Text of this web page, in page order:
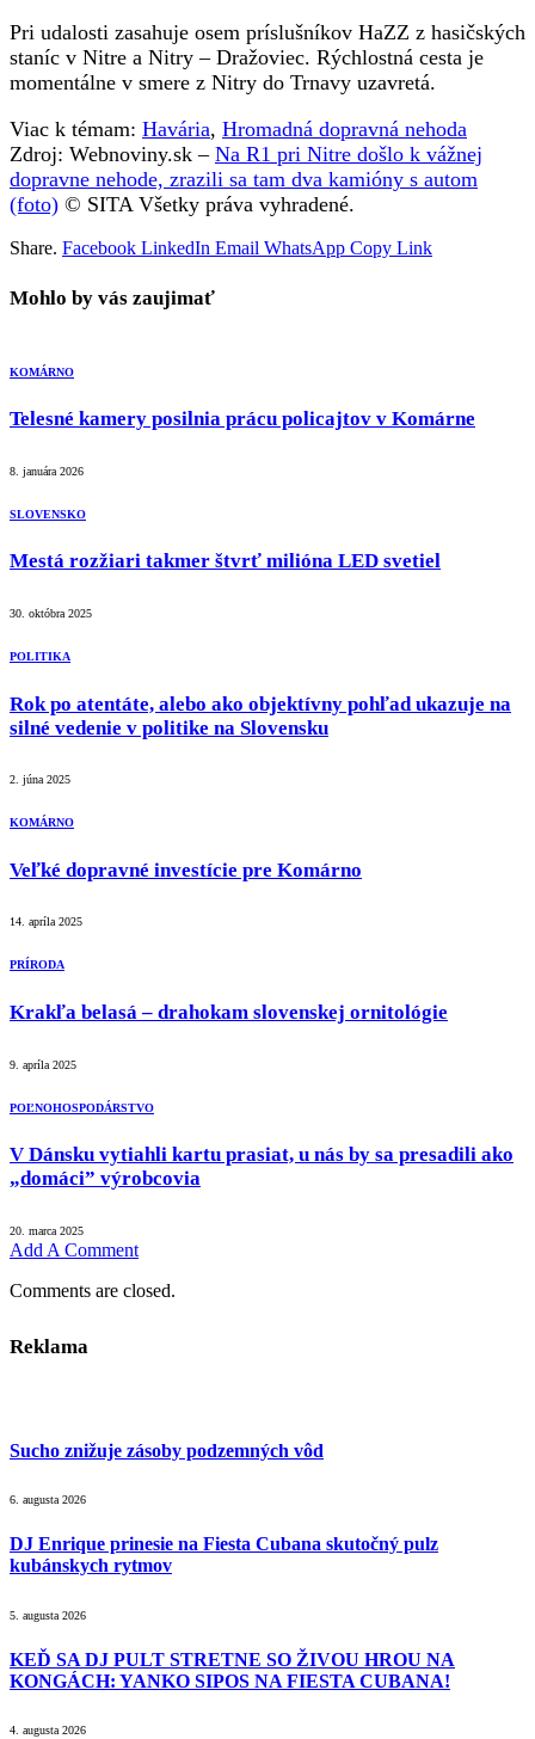
Pri udalosti zasahuje osem príslušníkov HaZZ z hasičských
staníc v Nitre a Nitry – Dražoviec. Rýchlostná cesta je
momentálne v smere z Nitry do Trnavy uzavretá.
Viac k témam: Havária, Hromadná dopravná nehoda
Zdroj: Webnoviny.sk – Na R1 pri Nitre došlo k vážnej
dopravne nehode, zrazili sa tam dva kamióny s autom
(foto) © SITA Všetky práva vyhradené.
Share. Facebook LinkedIn Email WhatsApp Copy Link
Mohlo by vás zaujimať
KOMÁRNO
Telesné kamery posilnia prácu policajtov v Komárne
8. januára 2026
SLOVENSKO
Mestá rozžiari takmer štvrť milióna LED svetiel
30. októbra 2025
POLITIKA
Rok po atentáte, alebo ako objektívny pohľad ukazuje na
silné vedenie v politike na Slovensku
2. júna 2025
KOMÁRNO
Veľké dopravné investície pre Komárno
14. apríla 2025
PRÍRODA
Krakľa belasá – drahokam slovenskej ornitológie
9. apríla 2025
POĽNOHOSPODÁRSTVO
V Dánsku vytiahli kartu prasiat, u nás by sa presadili ako
„domáci” výrobcovia
20. marca 2025
Add A Comment
Comments are closed.
Reklama
Sucho znižuje zásoby podzemných vôd
6. augusta 2026
DJ Enrique prinesie na Fiesta Cubana skutočný pulz
kubánskych rytmov
5. augusta 2026
KEĎ SA DJ PULT STRETNE SO ŽIVOU HROU NA
KONGÁCH: YANKO SIPOS NA FIESTA CUBANA!
4. augusta 2026